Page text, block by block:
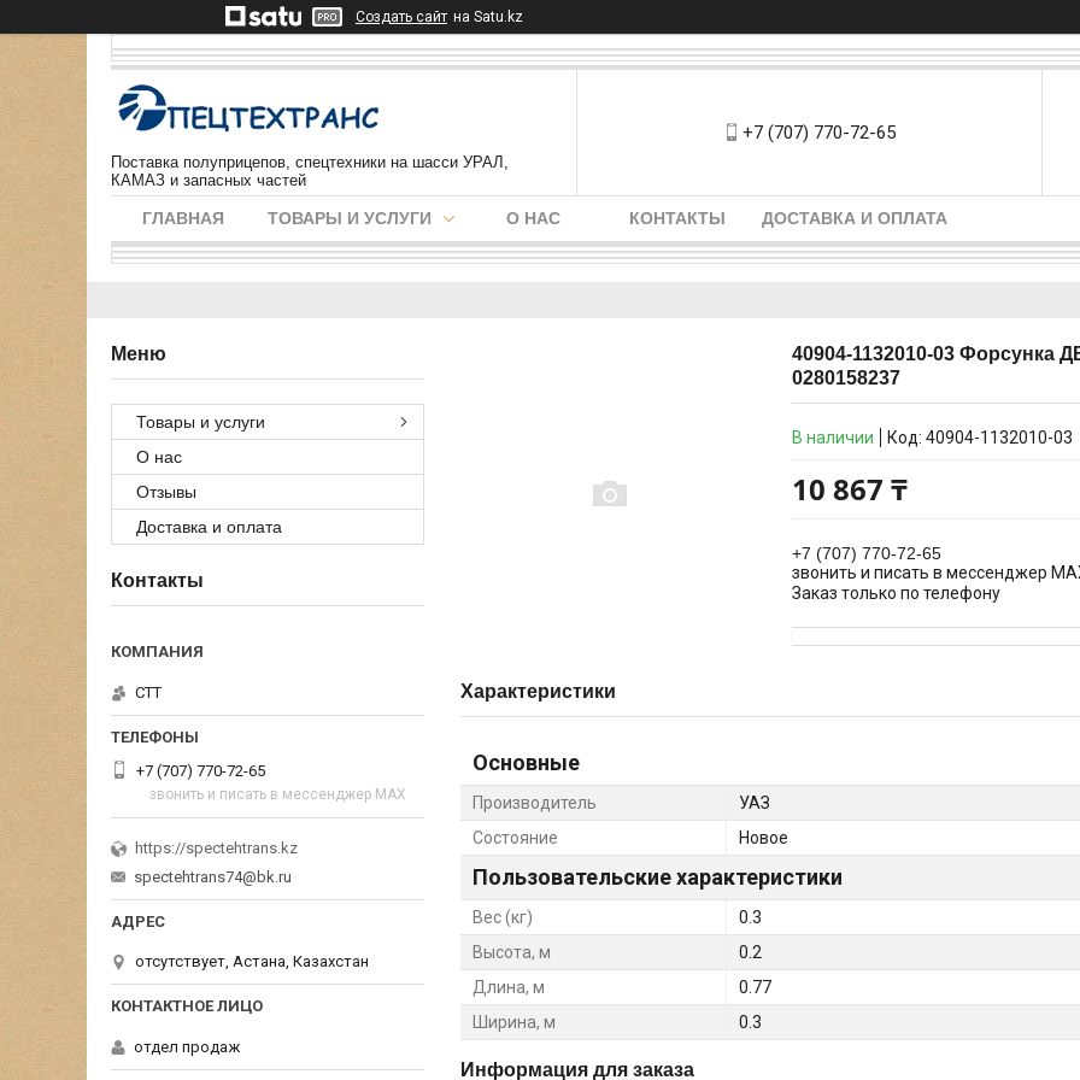
Создать сайт на Satu.kz
Поставка полуприцепов, спецтехники на шасси УРАЛ,
КАМАЗ и запасных частей
+7 (707) 770-72-65
ГЛАВНАЯ ТОВАРЫ И УСЛУГИ О НАС КОНТАКТЫ ДОСТАВКА И ОПЛАТА
40904-1132010-03 Форсунка
0280158237
В наличии Код: 40904-1132010-03
10 867 ₸
+7 (707) 770-72-65
звонить и писать в мессенджер
Заказ только по телефону
Характеристики
Основные
Производитель
УАЗ
Состояние
Новое
Пользовательские характеристики
Вес (кг)
0.3
Высота, м
0.2
Длина, м
0.77
Ширина, м
0.3
Информация для заказа
Товары и услуги
О нас
Отзывы
Доставка и оплата
Контакты
СТТ
+7 (707) 770-72-65
звонить и писать в мессенджер MAX
https://spectehtrans.kz
spectehtrans74@bk.ru
отсутствует, Астана, Казахстан
отдел продаж